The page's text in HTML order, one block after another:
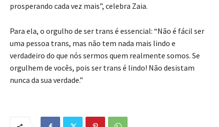
prosperando cada vez mais”, celebra Zaia.
Para ela, o orgulho de ser trans é essencial: “Não é fácil ser
uma pessoa trans, mas não tem nada mais lindo e
verdadeiro do que nós sermos quem realmente somos. Se
orgulhem de vocês, pois ser trans é lindo! Não desistam
nunca da sua verdade.”